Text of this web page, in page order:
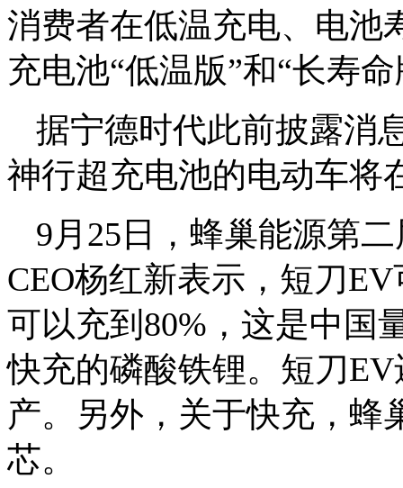
消费者在低温充电、电池
充电池“低温版”和“长寿命
据宁德时代此前披露消
神行超充电池的电动车将
9月25日，蜂巢能源第
CEO杨红新表示，短刀
可以充到80%，这是中国
快充的磷酸铁锂。短刀
产。另外，关于快充，蜂
芯。